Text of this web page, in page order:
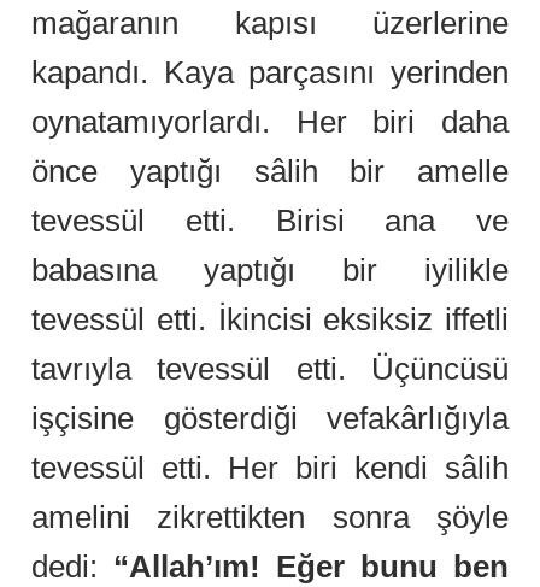
mağaranın kapısı üzerlerine
kapandı. Kaya parçasını yerinden
oynatamıyorlardı. Her biri daha
önce yaptığı sâlih bir amelle
tevessül etti. Birisi ana ve
babasına yaptığı bir iyilikle
tevessül etti. İkincisi eksiksiz iffetli
tavrıyla tevessül etti. Üçüncüsü
işçisine gösterdiği vefakârlığıyla
tevessül etti. Her biri kendi sâlih
amelini zikrettikten sonra şöyle
dedi: “Allah’ım! Eğer bunu ben